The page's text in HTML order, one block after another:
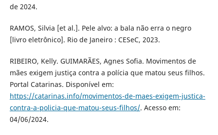
de 2024.
RAMOS, Silvia [et al.]. Pele alvo: a bala não erra o negro
[livro eletrônico]. Rio de Janeiro : CESeC, 2023.
RIBEIRO, Kelly. GUIMARÃES, Agnes Sofia. Movimentos de
mães exigem justiça contra a polícia que matou seus filhos.
Portal Catarinas. Disponível em:
https://catarinas.info/movimentos-de-maes-exigem-justica-
contra-a-policia-que-matou-seus-filhos/. Acesso em:
04/06/2024.